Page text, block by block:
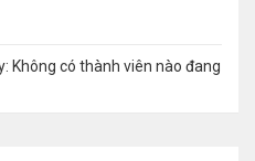
Không có thành viên nào đang